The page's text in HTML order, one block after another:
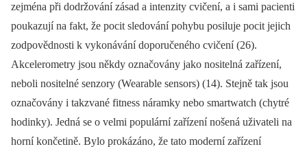
zejména při dodržování zásad a intenzity cvičení, a i sami pacienti
poukazují na fakt, že pocit sledování pohybu posiluje pocit jejich
zodpovědnosti k vykonávání doporučeného cvičení (26).
Akcelerometry jsou někdy označovány jako nositelná zařízení,
neboli nositelné senzory (Wearable sensors) (14). Stejně tak jsou
označovány i takzvané fitness náramky nebo smartwatch (chytré
hodinky). Jedná se o velmi populární zařízení nošená uživateli na
horní končetině. Bylo prokázáno, že tato moderní zařízení